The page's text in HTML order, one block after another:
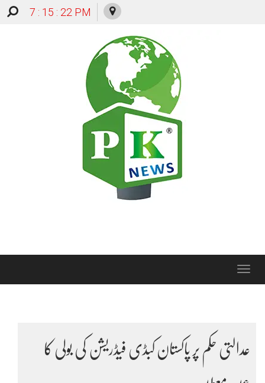
7 : 15 : 22 PM
Toggle
عدالتی حکم پر پاکستان کبڈی فیڈریشن کی بولی کا